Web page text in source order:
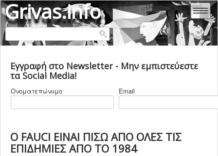
Grivas.info
ΜΑΡΊΑ - ΜΥΡΤΏ ΓΡΊΒΑ
ΒΙΟΓΡΑΦΙΚΑ
COVID 19
ΙΑΤΡΙΚΗ & ΥΓΕΙΑ
Εγγραφή στο Newsletter - Μην εμπιστεύεστε
τα Social Media!
Ονοματεπώνυμο Email
Ο FAUCI ΕΙΝΑΙ ΠΙΣΩ ΑΠΟ ΟΛΕΣ ΤΙΣ
ΕΠΙΔΗΜΙΕΣ ΑΠΟ ΤΟ 1984